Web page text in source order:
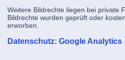
Weitere Bildrechte liegen bei private
Bildrechte wurden geprüft oder
erworben.
Datenschutz: Google Analytics